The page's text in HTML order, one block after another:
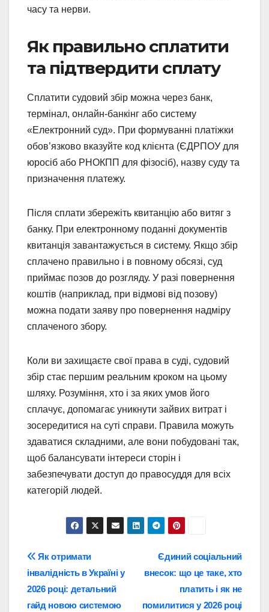
часу та нерви.
Як правильно сплатити
та підтвердити сплату
Сплатити судовий збір можна через банк,
термінал, онлайн-банкінг або систему
«Електронний суд». При формуванні платіжки
обов’язково вказуйте код клієнта (ЄДРПОУ для
юросіб або РНОКПП для фізосіб), назву суду та
призначення платежу.
Після сплати збережіть квитанцію або витяг з
банку. При електронному поданні документів
квитанція завантажується в систему. Якщо збір
сплачено правильно і в повному обсязі, суд
приймає позов до розгляду. У разі повернення
коштів (наприклад, при відмові від позову)
можна подати заяву про повернення надміру
сплаченого збору.
Коли ви захищаєте свої права в суді, судовий
збір стає першим реальним кроком на цьому
шляху. Розуміння, хто і за яких умов його
сплачує, допомагає уникнути зайвих витрат і
зосередитися на суті справи. Правила можуть
здаватися складними, але вони побудовані так,
щоб балансувати інтереси сторін і
забезпечувати доступ до правосуддя для всіх
категорій людей.
Навігація
записів
Єдиний соціальний
внесок: що це таке, хто
платить і як не
помилитися у 2026 році
Як отримати
інвалідність в Україні у
2026 році: детальний
гайд новою системою